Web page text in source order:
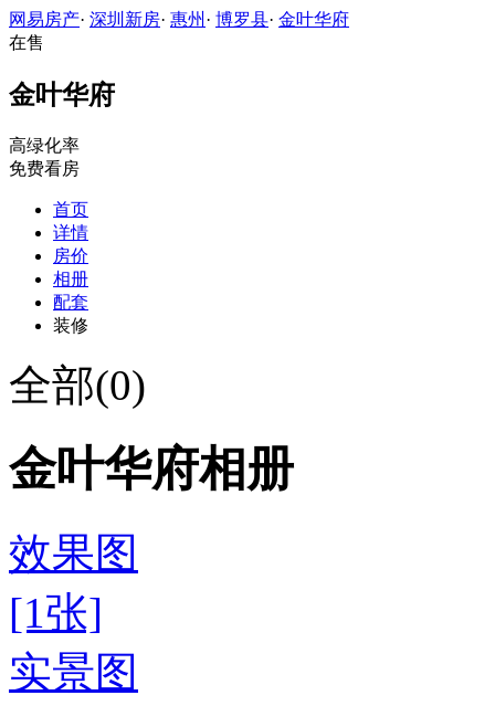
网易房产· 深圳新房· 惠州 · 博罗县· 金叶华府
在售
金叶华府
高绿化率
免费看房
首页
详情
房价
相册
配套
装修
全部(0)
金叶华府相册
效果图
[1张]
实景图